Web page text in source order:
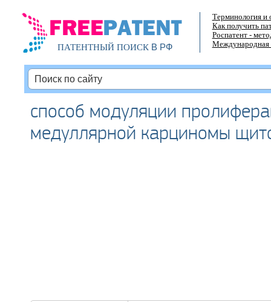
ПАТЕНТНЫЙ ПОИСКВ РФ
Терминология и
Как получить
Роспатент -
Международная
способ модуляции
медуллярной карциномы